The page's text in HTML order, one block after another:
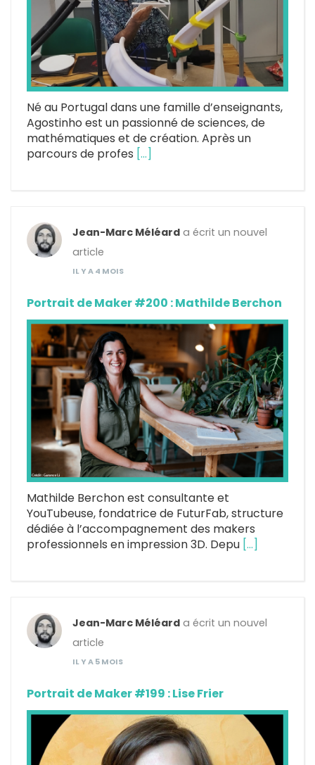
Né au Portugal dans une famille d’enseignants,
Agostinho est un passionné de sciences, de
mathématiques et de création. Après un
parcours de profes […]
Jean-Marc Méléard a écrit un nouvel
article
IL Y A 4 MOIS
Portrait de Maker #200 : Mathilde Berchon
Mathilde Berchon est consultante et
YouTubeuse, fondatrice de FuturFab, structure
dédiée à l’accompagnement des makers
professionnels en impression 3D. Depu […]
Jean-Marc Méléard a écrit un nouvel
article
IL Y A 5 MOIS
Portrait de Maker #199 : Lise Frier